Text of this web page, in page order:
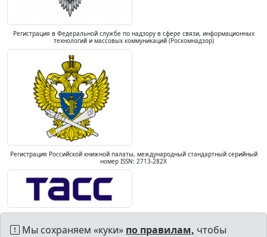
Регистрация в Федеральной службе по надзору в сфере связи, информационных
технологий и массовых коммуникаций (Роскомнадзор)
Регистрация Российской книжной палаты, международный стандартный серийный
номер ISSN: 2713-282X
Мы сохраняем «куки» по правилам, чтобы